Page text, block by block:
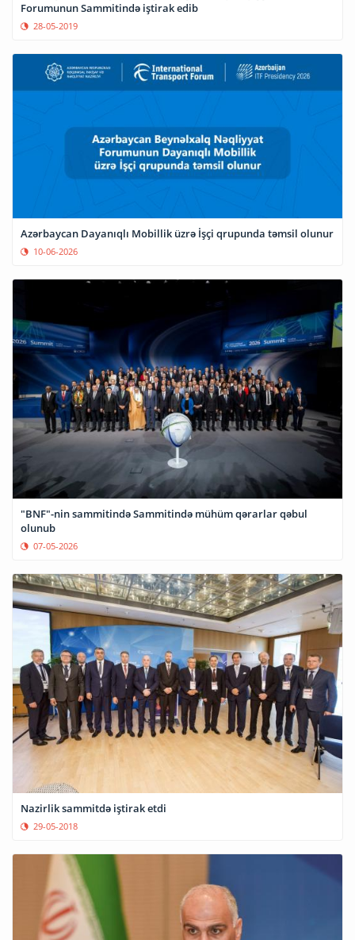
Forumunun Sammitində iştirak edib
28-05-2019
Azərbaycan Dayanıqlı Mobillik üzrə İşçi qrupunda təmsil olunur
10-06-2026
"BNF"-nin sammitində Sammitində mühüm qərarlar qəbul
olunub
07-05-2026
Nazirlik sammitdə iştirak etdi
29-05-2018